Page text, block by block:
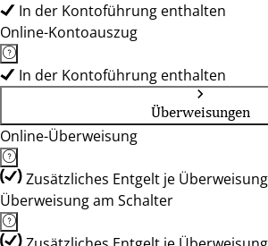
In der Kontoführung enthalten
Online-Kontoauszug
In der Kontoführung enthalten
Überweisungen
Online-Überweisung
Zusätzliches Entgelt je
Überweisung am Schalter